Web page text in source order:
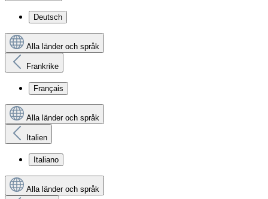
Deutsch
Alla länder och språk
Frankrike
Français
Alla länder och språk
Italien
Italiano
Alla länder och språk